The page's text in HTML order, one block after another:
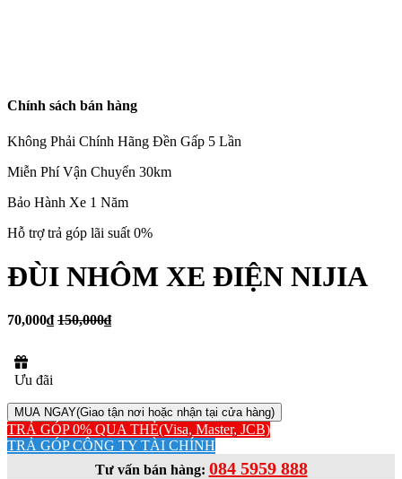
Chính sách bán hàng
Không Phải Chính Hãng Đền Gấp 5 Lần
Miễn Phí Vận Chuyển 30km
Bảo Hành Xe 1 Năm
Hỗ trợ trả góp lãi suất 0%
ĐÙI NHÔM XE ĐIỆN NIJIA
70,000₫ 150,000₫
Ưu đãi
MUA NGAY(Giao tận nơi hoặc nhận tại cửa hàng)
TRẢ GÓP 0% QUA THẺ(Visa, Master, JCB)
TRẢ GÓP CÔNG TY TÀI CHÍNH
Tư vấn bán hàng: 084 5959 888